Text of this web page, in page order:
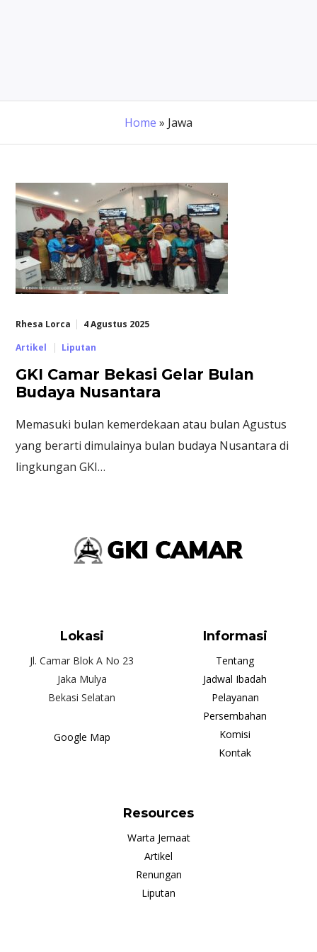
Home » Jawa
Rhesa Lorca
4 Agustus 2025
Artikel
Liputan
GKI Camar Bekasi Gelar Bulan
Budaya Nusantara
Memasuki bulan kemerdekaan atau bulan Agustus
yang berarti dimulainya bulan budaya Nusantara di
lingkungan GKI…
Lokasi
Jl. Camar Blok A No 23
Jaka Mulya
Bekasi Selatan
Google Map
Informasi
Tentang
Jadwal Ibadah
Pelayanan
Persembahan
Komisi
Kontak
Resources
Warta Jemaat
Artikel
Renungan
Liputan